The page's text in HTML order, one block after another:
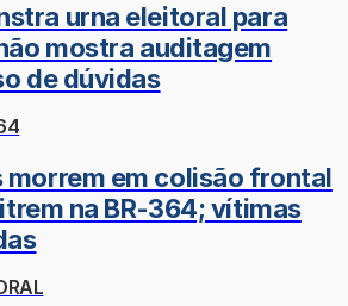
urna eleitoral para
mostra auditagem
de dúvidas
morrem em colisão frontal
na BR-364; vítimas